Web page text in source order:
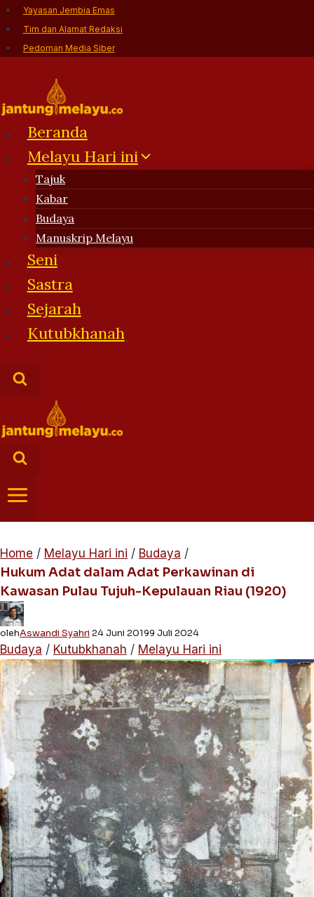
Skip
to
content
Yayasan Jembia Emas
Tim dan Alamat Redaksi
Pedoman Media Siber
Beranda
Melayu Hari ini
Tajuk
Kabar
Budaya
Manuskrip Melayu
Seni
Sastra
Sejarah
Kutubkhanah
Home / Melayu Hari ini / Budaya /
Hukum Adat dalam Adat Perkawinan di
Kawasan Pulau Tujuh-Kepulauan Riau (1920)
olehAswandi Syahri 24 Juni 20199 Juli 2024
Budaya / Kutubkhanah / Melayu Hari ini